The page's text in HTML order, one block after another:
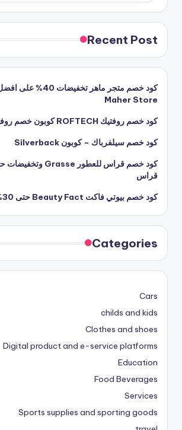
Recent Post
كود خصم متجر ماهر
Maher Store
كود خصم روفتيك ROFTECH كوبون خصم روفتيك
كود خصم سيلفرباك – كوبون Silverback
قراس
كود خصم بيوتي فاكت Beauty Fact حتى 30%
Categories
Cars
childs and kids
Clothes and shoes
Digital product and e-service platforms
Education
Food Beverages
Services
Sports supplies and sporting goods